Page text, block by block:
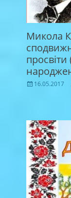
Микола
Posted
16.05.2017